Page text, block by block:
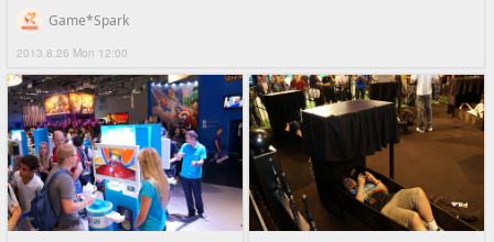
2013.8.26 Mon 12:00
Game*Spark